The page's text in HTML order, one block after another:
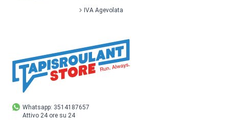
Whatsapp: 3514187657
Attivo 24 ore su 24
IVA Agevolata